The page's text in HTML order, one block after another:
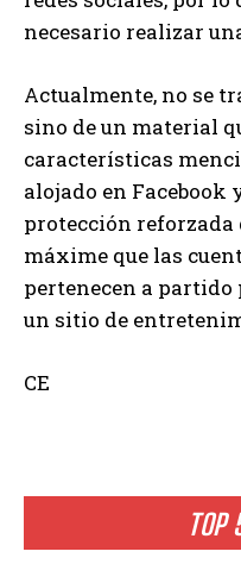
TOP
necesario realizar
Actualmente, no se
sino de un material
características
alojado en Facebook
protección reforzada
máxime que las
pertenecen a
un sitio de
CE